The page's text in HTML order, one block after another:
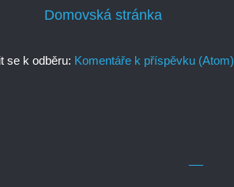
Domovská stránka
se k odběru: Komentáře k příspěvku (Atom)